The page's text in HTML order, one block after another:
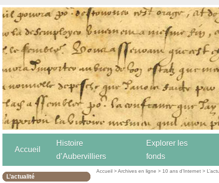
Accueil
Histoire
d’Aubervilliers
Explorer les
fonds
L’actualité
Accueil >Archives en ligne > 10 ans d’Internet >